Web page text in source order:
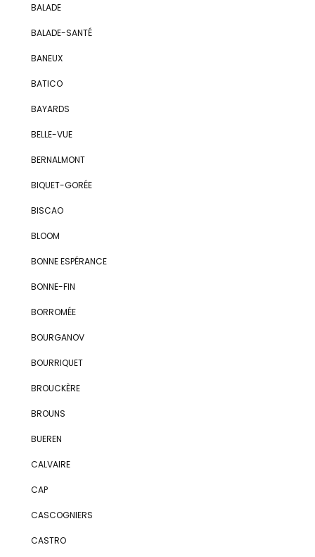
BALADE
BALADE-SANTÉ
BANEUX
BATICO
BAYARDS
BELLE-VUE
BERNALMONT
BIQUET-GORÉE
BISCAO
BLOOM
BONNE ESPÉRANCE
BONNE-FIN
BORROMÉE
BOURGANOV
BOURRIQUET
BROUCKÈRE
BROUNS
BUEREN
CALVAIRE
CAP
CASCOGNIERS
CASTRO